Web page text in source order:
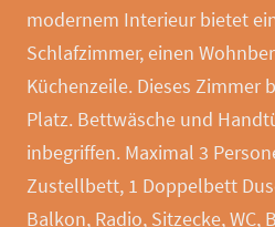
modernem Interieur bietet
Schlafzimmer, einen
Küchenzeile. Dieses Zimmer
Platz. Bettwäsche und
inbegriffen. Maximal 3
Zustellbett, 1 Doppelbett
Balkon, Radio, Sitzecke, WC,